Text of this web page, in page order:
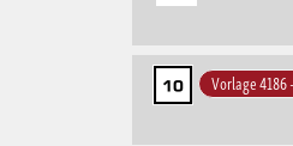
Vorlage 4186